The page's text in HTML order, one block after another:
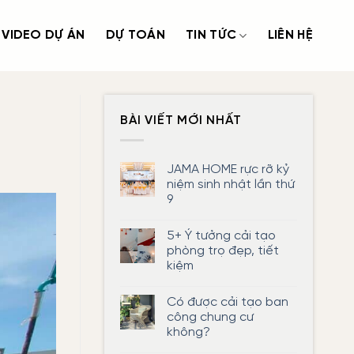
VIDEO DỰ ÁN DỰ TOÁN TIN TỨC LIÊN HỆ
BÀI VIẾT MỚI NHẤT
JAMA HOME rực rỡ kỷ
niệm sinh nhật lần thứ
9
bình
luận
ở
JAMA
rỡ
kỷ
niệm
sinh
nhật
5+ Ý tưởng cải tạo
phòng trọ đẹp, tiết
kiệm
bình
luận
ở
5+
Có được cải tạo ban
công chung cư
không?